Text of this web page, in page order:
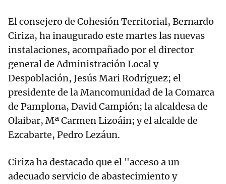
El consejero de Cohesión Territorial, Bernardo
Ciriza, ha inaugurado este martes las nuevas
instalaciones, acompañado por el director
general de Administración Local y
Despoblación, Jesús Mari Rodríguez; el
presidente de la Mancomunidad de la Comarca
de Pamplona, David Campión; la alcaldesa de
Olaibar, Mª Carmen Lizoáin; y el alcalde de
Ezcabarte, Pedro Lezáun.
Ciriza ha destacado que el "acceso a un
adecuado servicio de abastecimiento y